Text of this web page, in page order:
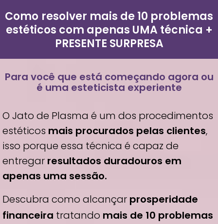
Como resolver mais de 10 problemas
estéticos com apenas UMA técnica +
PRESENTE SURPRESA
Para você que está começando agora ou
é uma esteticista experiente
O Jato de Plasma é um dos procedimentos
estéticos mais procurados pelas clientes,
isso porque essa técnica é capaz de
entregar resultados duradouros em
apenas uma sessão.
Descubra como alcançar prosperidade
financeira tratando mais de 10 problemas